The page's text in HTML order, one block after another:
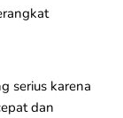
serius karena
dan